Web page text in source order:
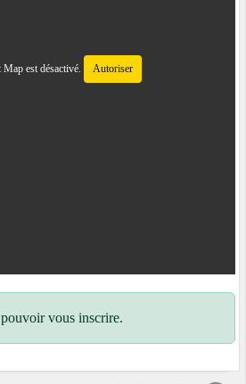
Map est désactivé. Autoriser
vous inscrire.